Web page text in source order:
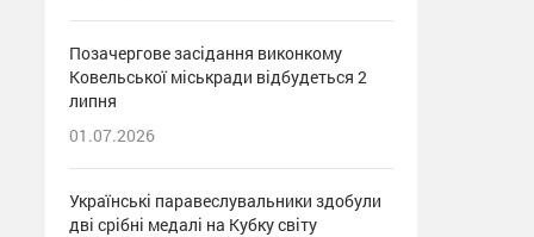
Позачергове засідання виконкому
Ковельської міськради відбудеться 2
липня
01.07.2026
Українські паравеслувальники здобули
дві срібні медалі на Кубку світу